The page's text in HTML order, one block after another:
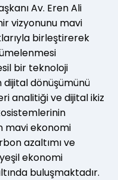
Av. Eren Ali
vizyonunu mavi
birleştirerek
bir teknoloji
dönüşümünü
analitiği ve dijital ikiz
mavi ekonomi
azaltımı ve
ekonomi
buluşmaktadır.